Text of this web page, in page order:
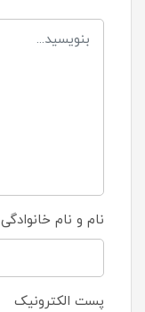
نام و نام خانوادگی
پست الکترونیک